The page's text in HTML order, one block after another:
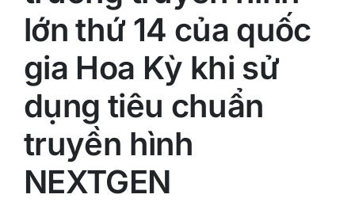
lớn thứ 14 của quốc
gia Hoa Kỳ khi sử
dụng tiêu chuẩn
truyền hình
NEXTGEN